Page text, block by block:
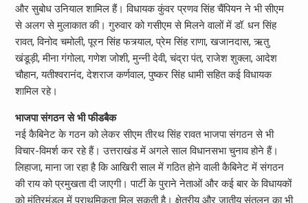
और सुबोध उनियाल शामिल हैं। विधायक कुंवर प्रणव सिंह चैंपियन ने भी सीएम
से अलग से मुलाकात की। गुरुवार को गसीएम से मिलने वालों में डॉ. धन सिंह
रावत, विनोद चमोली, पूरन सिंह फत्र्याल, प्रेम सिंह राणा, खजानदास, ऋतु
खंडूड़ी, मीना गंगोला, गणेश जोशी, मुन्नी देवी, चंद्रा पंत, राजेश शुक्ला, आदेश
चौहान, यतीश्वरानंद, देशराज कर्णवाल, पुष्कर सिंह धामी सहित कई विधायक
शामिल रहे।
भाजपा संगठन से भी फीडबैक
नई कैबिनेट के गठन को लेकर सीएम तीरथ सिंह रावत भाजपा संगठन से भी
विचार-विमर्श कर रहे हैं। उत्तराखंड में अगले साल विधानसभा चुनाव होने हैं।
लिहाजा, माना जा रहा है कि आखिरी साल में गठित होने वाली कैबिनेट में संगठन
की राय को प्रमुखता दी जाएगी। पार्टी के पुराने नेताओं और कई बार के विधायकों
को मंत्रिमंडल में प्राथमिकता मिल सकती है। क्षेत्रीय और जातीय संतुलन का भी